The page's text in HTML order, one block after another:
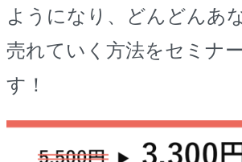
ようになり、どんどんあ
売れていく方法をセミナ
す！